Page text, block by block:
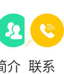
介 联系